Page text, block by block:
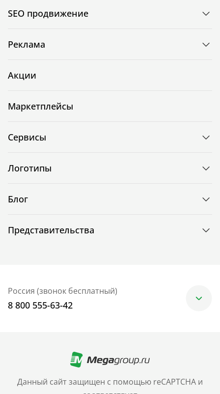
Данный сайт защищен с помощью reCAPTCHA и
SEO продвижение
Реклама
Акции
Маркетплейсы
Сервисы
Логотипы
Блог
Представительства
Россия (звонок бесплатный)
8 800 555-63-42
+7 (499) 705-30-10
Санкт-Петербург